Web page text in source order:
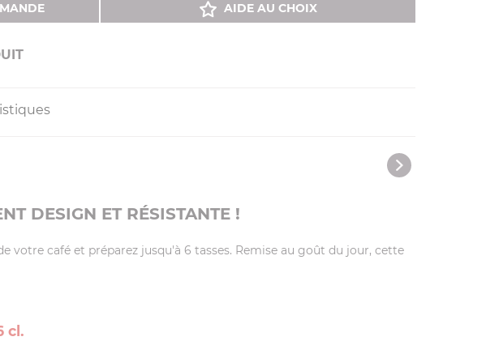
AIDE AU CHOIX
DESIGN ET RÉSISTANTE !
votre café et préparez jusqu'à 6 tasses. Remise au goût du jour, cette
cl.